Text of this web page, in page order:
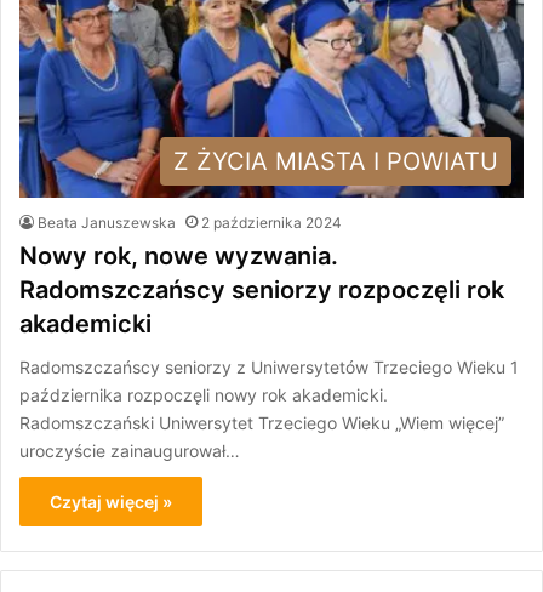
Z ŻYCIA MIASTA I POWIATU
Beata Januszewska 2 października 2024
Nowy rok, nowe wyzwania.
Radomszczańscy seniorzy rozpoczęli rok
akademicki
Radomszczańscy seniorzy z Uniwersytetów Trzeciego Wieku 1
października rozpoczęli nowy rok akademicki.
Radomszczański Uniwersytet Trzeciego Wieku „Wiem więcej”
uroczyście zainaugurował…
Czytaj więcej »